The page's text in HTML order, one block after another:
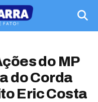
do MP
do Corda
Eric Costa